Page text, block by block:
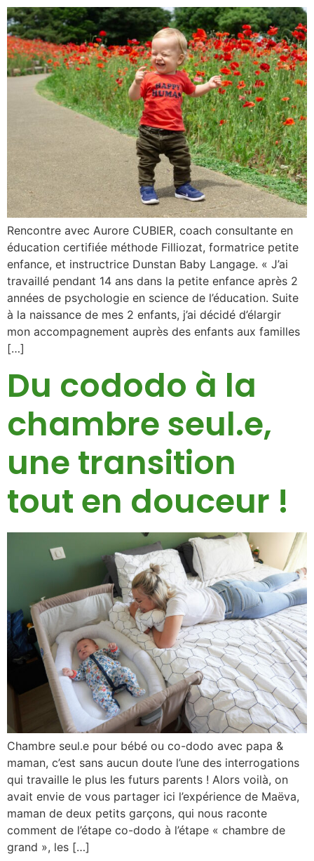
— Emilie et Antoine, fondateurs de JUNÉO
Rencontre avec Aurore CUBIER, coach consultante en
éducation certifiée méthode Filliozat, formatrice petite
enfance, et instructrice Dunstan Baby Langage. « J’ai
travaillé pendant 14 ans dans la petite enfance après 2
années de psychologie en science de l’éducation. Suite
à la naissance de mes 2 enfants, j’ai décidé d’élargir
mon accompagnement auprès des enfants aux familles
[…]
Du cododo à la
chambre seul.e,
une transition
tout en douceur !
Chambre seul.e pour bébé ou co-dodo avec papa &
maman, c’est sans aucun doute l’une des interrogations
qui travaille le plus les futurs parents ! Alors voilà, on
avait envie de vous partager ici l’expérience de Maëva,
maman de deux petits garçons, qui nous raconte
comment de l’étape co-dodo à l’étape « chambre de
grand », les […]